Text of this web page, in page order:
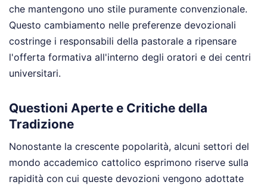
che mantengono uno stile puramente convenzionale.
Questo cambiamento nelle preferenze devozionali
costringe i responsabili della pastorale a ripensare
l'offerta formativa all'interno degli oratori e dei centri
universitari.
Questioni Aperte e Critiche della
Tradizione
Nonostante la crescente popolarità, alcuni settori del
mondo accademico cattolico esprimono riserve sulla
rapidità con cui queste devozioni vengono adottate